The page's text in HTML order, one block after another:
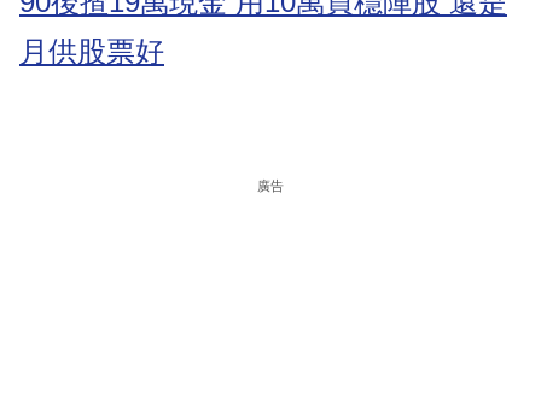
月供股票好
廣告